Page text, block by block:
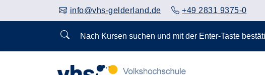
info@vhs-gelderland.de +49 2831 9375-0
Nach Kursen suchen und mit der Enter-Taste